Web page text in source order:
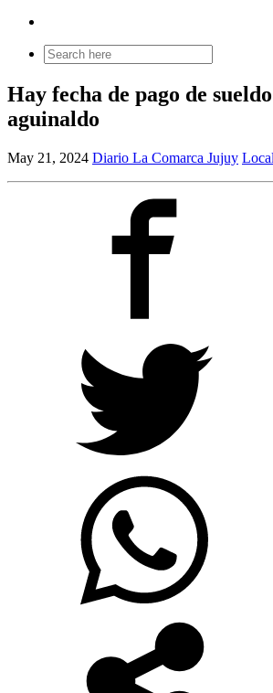
Search
for:
Hay fecha de pago de
aguinaldo
May 21, 2024 Diario La Comarca Jujuy